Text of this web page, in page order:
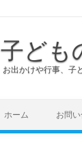
子ども
お出かけや行事、子
ホーム お問